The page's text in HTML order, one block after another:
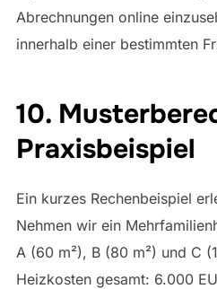
Abrechnungen online
innerhalb einer bestimmten
10.
Praxisbeispiel
Ein kurzes Rechenbeispiel
Nehmen wir ein
A (60 m²), B (80 m²) und C
Heizkosten gesamt: 6.000